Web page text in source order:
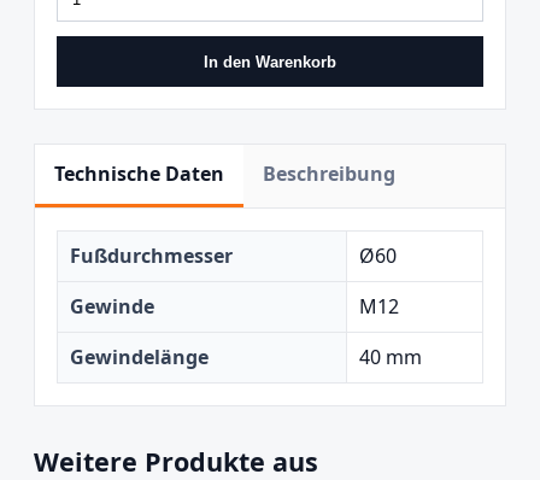
In den Warenkorb
Technische Daten Beschreibung
Fußdurchmesser
Ø60
Gewinde
M12
Gewindelänge
40 mm
Weitere Produkte aus